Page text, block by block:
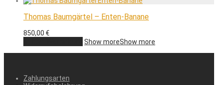
Thomas Baumgärtel – Enten-Banane
850,00 €
Show moreShow more
Zahlungsarten